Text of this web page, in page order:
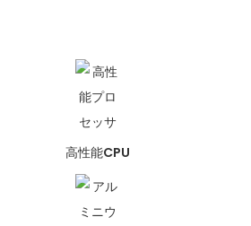
高性能CPU